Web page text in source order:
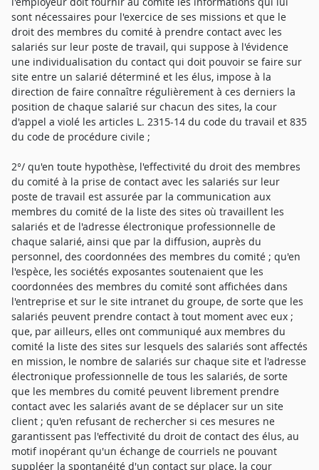
sont nécessaires pour l'exercice de ses missions et que le
droit des membres du comité à prendre contact avec les
salariés sur leur poste de travail, qui suppose à l'évidence
une individualisation du contact qui doit pouvoir se faire sur
site entre un salarié déterminé et les élus, impose à la
direction de faire connaître régulièrement à ces derniers la
position de chaque salarié sur chacun des sites, la cour
d'appel a violé les articles L. 2315-14 du code du travail et 835
du code de procédure civile ;
2°/ qu'en toute hypothèse, l'effectivité du droit des membres
du comité à la prise de contact avec les salariés sur leur
poste de travail est assurée par la communication aux
membres du comité de la liste des sites où travaillent les
salariés et de l'adresse électronique professionnelle de
chaque salarié, ainsi que par la diffusion, auprès du
personnel, des coordonnées des membres du comité ; qu'en
l'espèce, les sociétés exposantes soutenaient que les
coordonnées des membres du comité sont affichées dans
l'entreprise et sur le site intranet du groupe, de sorte que les
salariés peuvent prendre contact à tout moment avec eux ;
que, par ailleurs, elles ont communiqué aux membres du
comité la liste des sites sur lesquels des salariés sont affectés
en mission, le nombre de salariés sur chaque site et l'adresse
électronique professionnelle de tous les salariés, de sorte
que les membres du comité peuvent librement prendre
contact avec les salariés avant de se déplacer sur un site
client ; qu'en refusant de rechercher si ces mesures ne
garantissent pas l'effectivité du droit de contact des élus, au
motif inopérant qu'un échange de courriels ne pouvant
suppléer la spontanéité d'un contact sur place, la cour